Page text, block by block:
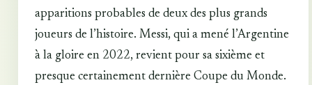
apparitions probables de deux des plus grands
joueurs de l’histoire. Messi, qui a mené l’Argentine
à la gloire en 2022, revient pour sa sixième et
presque certainement dernière Coupe du Monde.